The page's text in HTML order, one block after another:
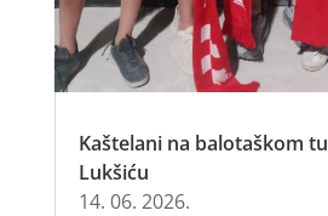
Kaštelani na balotaškom
Lukšiću
14. 06. 2026.